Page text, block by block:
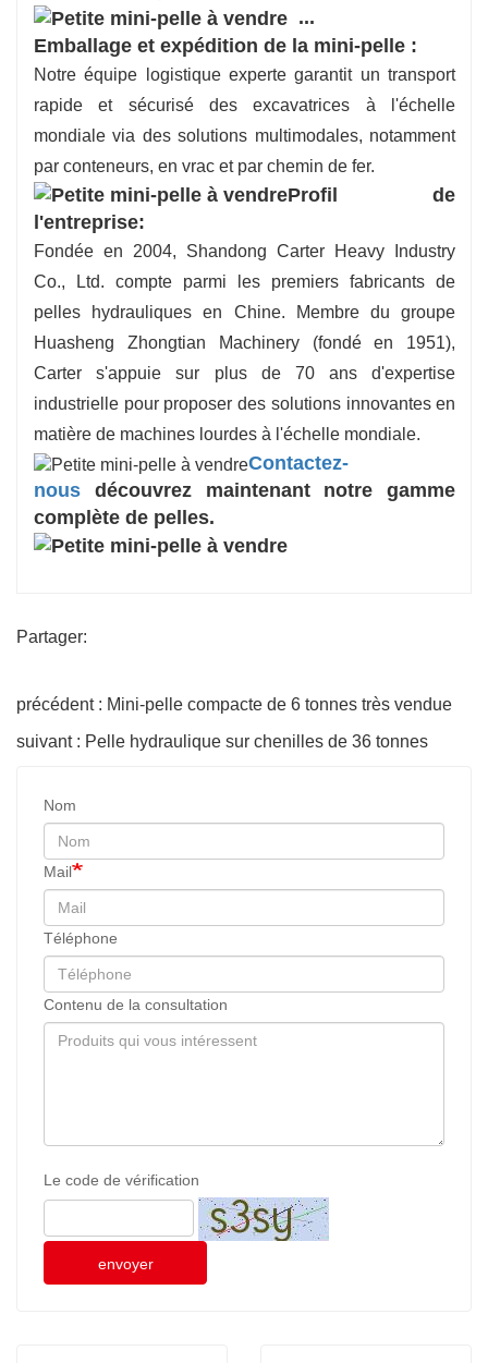
...
Emballage et expédition de la mini-pelle :
Notre équipe logistique experte garantit un transport
rapide et sécurisé des excavatrices à l'échelle
mondiale via des solutions multimodales, notamment
par conteneurs, en vrac et par chemin de fer.
Profil de
l'entreprise:
Fondée en 2004, Shandong Carter Heavy Industry
Co., Ltd. compte parmi les premiers fabricants de
pelles hydrauliques en Chine. Membre du groupe
Huasheng Zhongtian Machinery (fondé en 1951),
Carter s'appuie sur plus de 70 ans d'expertise
industrielle pour proposer des solutions innovantes en
matière de machines lourdes à l'échelle mondiale.
Contactez-
nous découvrez maintenant notre gamme
complète de pelles.
Partager:
précédent : Mini-pelle compacte de 6 tonnes très vendue
suivant : Pelle hydraulique sur chenilles de 36 tonnes
Nom
Mail
Téléphone
Contenu de la consultation
Le code de vérification
envoyer